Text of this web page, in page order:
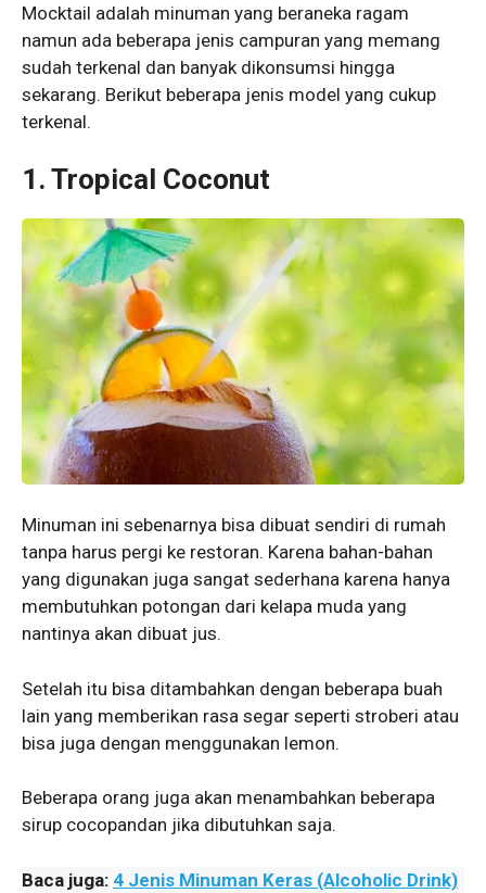
Mocktail adalah minuman yang beraneka ragam
namun ada beberapa jenis campuran yang memang
sudah terkenal dan banyak dikonsumsi hingga
sekarang. Berikut beberapa jenis model yang cukup
terkenal.
1. Tropical Coconut
Minuman ini sebenarnya bisa dibuat sendiri di rumah
tanpa harus pergi ke restoran. Karena bahan-bahan
yang digunakan juga sangat sederhana karena hanya
membutuhkan potongan dari kelapa muda yang
nantinya akan dibuat jus.
Setelah itu bisa ditambahkan dengan beberapa buah
lain yang memberikan rasa segar seperti stroberi atau
bisa juga dengan menggunakan lemon.
Beberapa orang juga akan menambahkan beberapa
sirup cocopandan jika dibutuhkan saja.
Baca juga: 4 Jenis Minuman Keras (Alcoholic Drink)